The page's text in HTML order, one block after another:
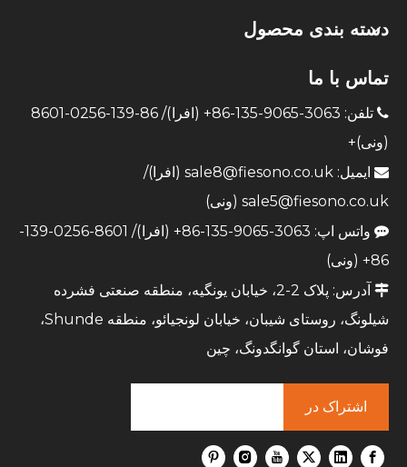
دسته بندی محصول
تماس با ما

تلفن: 3063-9065-135-86+ (افرا)/ 86-139-0256-8601
(ونی)+
 ایمیل: sale8@fiesono.co.uk (افرا)/
sale5@fiesono.co.uk (ونی)

واتس اپ: 3063-9065-135-86+ (افرا)/ 8601-0256-139-
86+ (ونی)

آدرس: پلاک 2-2، خیابان یونگیه، منطقه صنعتی فشرده
شیلونگ، روستای شیبان، خیابان لونجیائو، منطقه Shunde،
فوشان، استان گوانگدونگ، چین
اشتراک در